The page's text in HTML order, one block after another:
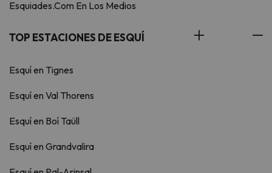
Esquiades.Com En Los Medios
TOP ESTACIONES DE ESQUÍ
Esquí en Tignes
Esquí en Val Thorens
Esquí en Boí Taüll
Esquí en Grandvalira